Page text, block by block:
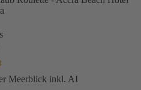
Meerblick inkl. AI